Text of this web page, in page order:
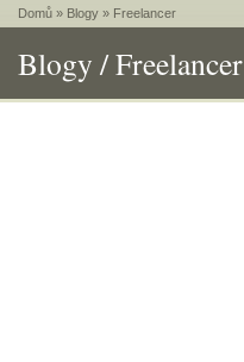
Domů » Blogy » Freelancer
Blogy / Freelancer